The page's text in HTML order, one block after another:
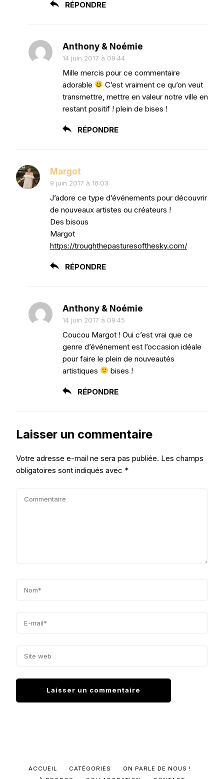
RÉPONDRE
Anthony & Noémie
14 juin 2017 à 09:44
Mille mercis pour ce commentaire
adorable
C’est vraiment ce qu’on veut
transmettre, mettre en valeur notre ville en
restant positif ! plein de bises !
RÉPONDRE
Margot
9 juin 2017 à 16:03
J’adore ce type d’événements pour découvrir
de nouveaux artistes ou créateurs !
Des bisous
Margot
https://troughthepasturesofthesky.com/
RÉPONDRE
Anthony & Noémie
14 juin 2017 à 09:45
Coucou Margot ! Oui c’est vrai que ce
genre d’événement est l’occasion idéale
pour faire le plein de nouveautés
artistiques
bises !
RÉPONDRE
Laisser un commentaire
Votre adresse e-mail ne sera pas publiée. Les champs
obligatoires sont indiqués avec *
ACCUEIL CATÉGORIES
ON PARLE DE NOUS !